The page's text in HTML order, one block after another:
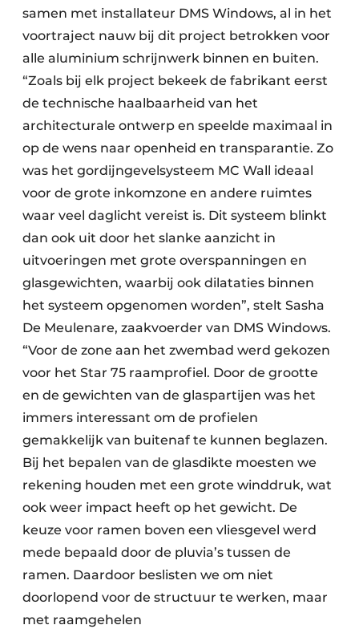
samen met installateur DMS Windows, al in het
voortraject nauw bij dit project betrokken voor
alle aluminium schrijnwerk binnen en buiten.
“Zoals bij elk project bekeek de fabrikant eerst
de technische haalbaarheid van het
architecturale ontwerp en speelde maximaal in
op de wens naar openheid en transparantie. Zo
was het gordijngevelsysteem MC Wall ideaal
voor de grote inkomzone en andere ruimtes
waar veel daglicht vereist is. Dit systeem blinkt
dan ook uit door het slanke aanzicht in
uitvoeringen met grote overspanningen en
glasgewichten, waarbij ook dilataties binnen
het systeem opgenomen worden”, stelt Sasha
De Meulenare, zaakvoerder van DMS Windows.
“Voor de zone aan het zwembad werd gekozen
voor het Star 75 raamprofiel. Door de grootte
en de gewichten van de glaspartijen was het
immers interessant om de profielen
gemakkelijk van buitenaf te kunnen beglazen.
Bij het bepalen van de glasdikte moesten we
rekening houden met een grote winddruk, wat
ook weer impact heeft op het gewicht. De
keuze voor ramen boven een vliesgevel werd
mede bepaald door de pluvia’s tussen de
ramen. Daardoor beslisten we om niet
doorlopend voor de structuur te werken, maar
met raamgehelen